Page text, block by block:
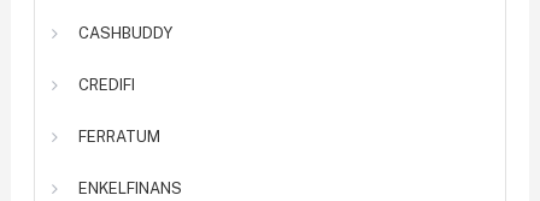
CASHBUDDY
CREDIFI
FERRATUM
ENKELFINANS